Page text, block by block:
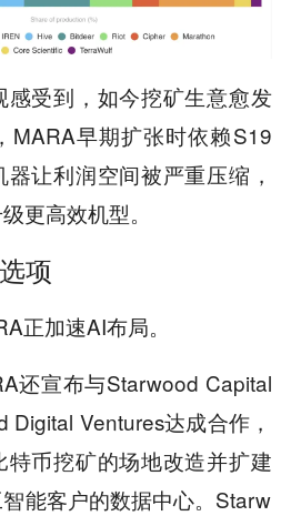
受到，如今挖矿生意愈发
MARA早期扩张时依赖S19
让利润空间被严重压缩，
更高效机型。
项
正加速AI布局。
还宣布与Starwood Capital
Ventures达成合作，
币挖矿的场地改造并扩建
能客户的数据中心。Starw